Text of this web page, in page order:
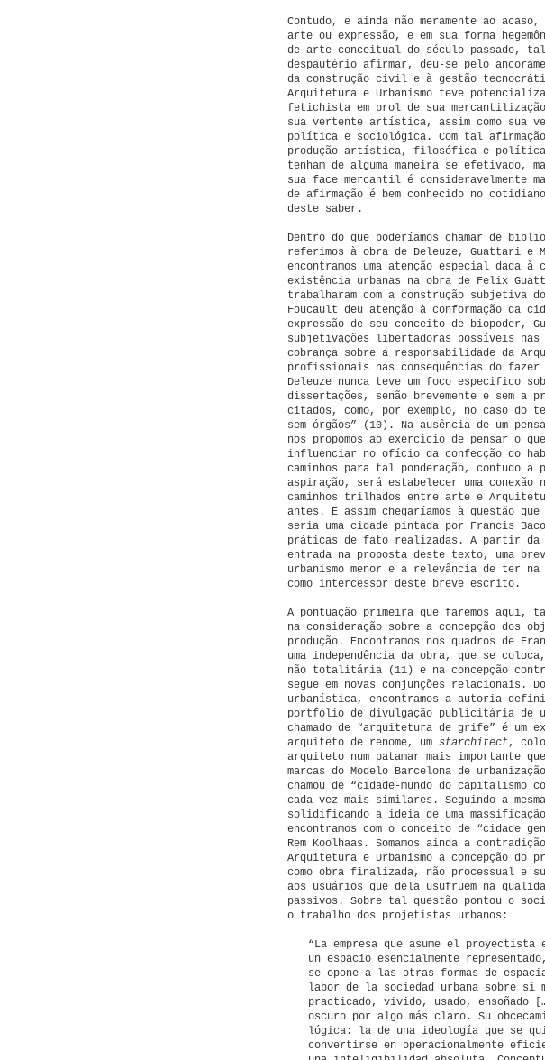
Contudo, e ainda não meramente ao
arte ou expressão, e em sua forma
de arte conceitual do século passado, tal
despautério afirmar, deu-se pelo
da construção civil e à gestão
Arquitetura e Urbanismo teve
fetichista em prol de sua
sua vertente artística, assim como sua
política e sociológica. Com tal
produção artística, filosófica e política
tenham de alguma maneira se efetivado,
sua face mercantil é consideravelmente
de afirmação é bem conhecido no
deste saber.
Dentro do que poderíamos chamar de
referimos à obra de Deleuze, Guattari e
encontramos uma atenção especial dada
existência urbanas na obra de Felix
trabalharam com a construção subjetiva
Foucault deu atenção à conformação da
expressão de seu conceito de biopoder,
subjetivações libertadoras possíveis nas
cobrança sobre a responsabilidade da
profissionais nas consequências do fazer
Deleuze nunca teve um foco especifico
dissertações, senão brevemente e sem a
citados, como, por exemplo, no caso do
sem órgãos” (10). Na ausência de um
nos propomos ao exercício de pensar o
influenciar no ofício da confecção do
caminhos para tal ponderação, contudo
aspiração, será estabelecer uma
caminhos trilhados entre arte e
antes. E assim chegaríamos à questão
seria uma cidade pintada por Francis
práticas de fato realizadas. A partir da
entrada na proposta deste texto, uma
urbanismo menor e a relevância de ter
como intercessor deste breve escrito.
A pontuação primeira que faremos aqui,
na consideração sobre a concepção dos
produção. Encontramos nos quadros de
uma independência da obra, que se
não totalitária (11) e na concepção
segue em novas conjunções relacionais.
urbanística, encontramos a autoria
portfólio de divulgação publicitária de um
chamado de “arquitetura de grife” é um
arquiteto de renome, um starchitect,
arquiteto num patamar mais importante
marcas do Modelo Barcelona de
chamou de “cidade-mundo do capitalismo
cada vez mais similares. Seguindo a
solidificando a ideia de uma
encontramos com o conceito de “cidade
Rem Koolhaas. Somamos ainda a
Arquitetura e Urbanismo a concepção
como obra finalizada, não processual e
aos usuários que dela usufruem na
passivos. Sobre tal questão pontou o
o trabalho dos projetistas urbanos:
“La empresa que asume el
un espacio esencialmente
se opone a las otras formas de
labor de la sociedad urbana sobre sí
practicado, vivido, usado, ensoñado
oscuro por algo más claro. Su
lógica: la de una ideología que se
convertirse en operacionalmente